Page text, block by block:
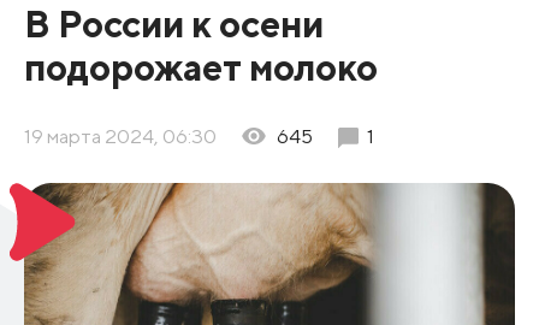
В России к осени
подорожает молоко
19 марта 2024, 06:30 645 1